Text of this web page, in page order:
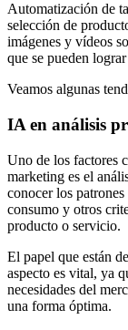
Automatización de
selección de
imágenes y vídeos
que se pueden
Veamos algunas
IA en análisis
Uno de los factores
marketing es el
conocer los
consumo y otros
producto o servicio.
El papel que están
aspecto es vital, ya
necesidades del
una forma óptima.